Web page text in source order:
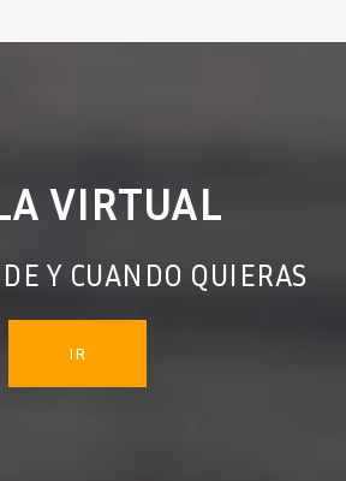
VIRTUAL
Y CUANDO QUIERAS
IR